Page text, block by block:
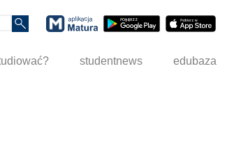
studentnews edubaza